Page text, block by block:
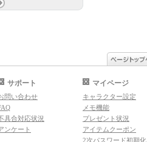
サポート
問い合わせ
具合対応状況
ンケート
マイページ
キャラクター設定
メモ機能
プレゼント状況
アイテムクーポン
2次パスワード初期化